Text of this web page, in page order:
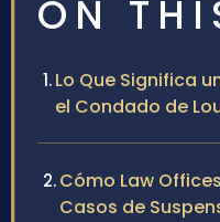
ON
Lo Que Significa
el Condado de
Cómo Law
Casos de